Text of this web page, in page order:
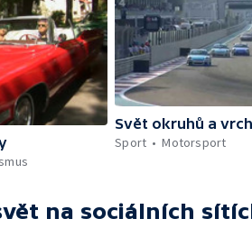
Svět okruhů a
Sport
Motorsport
na sociálních